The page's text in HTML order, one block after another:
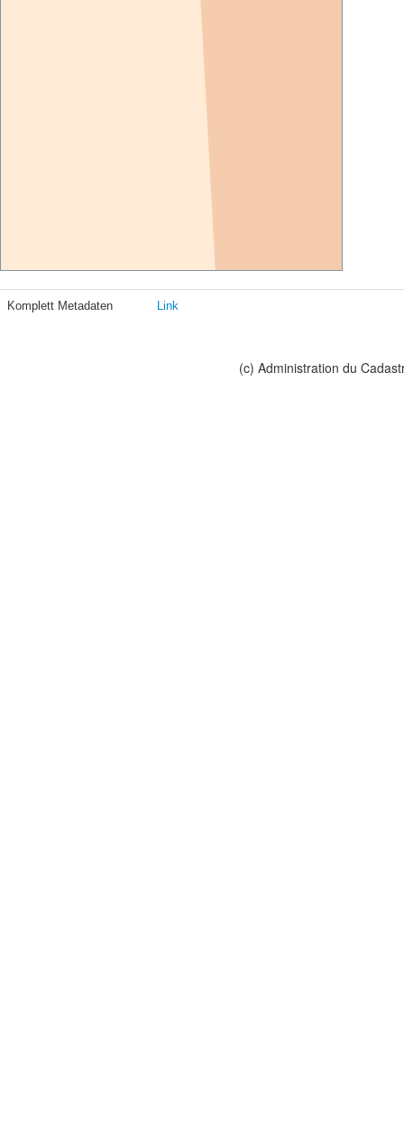
Komplett Metadaten Link
(c) Administration du